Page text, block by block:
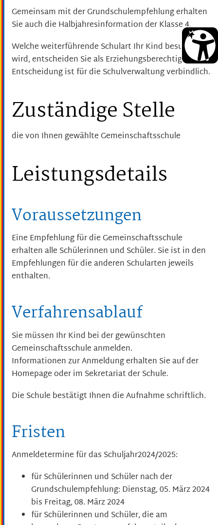
Gemeinsam mit der Grundschulempfehlung erhalten
Sie auch die Halbjahresinformation der Klasse 4.
Welche weiterführende Schulart Ihr Kind besuchen
wird, entscheiden Sie als Erziehungsberechtigte. Die
Entscheidung ist für die Schulverwaltung verbindlich.
Zuständige Stelle
die von Ihnen gewählte Gemeinschaftsschule
Leistungsdetails
Voraussetzungen
Eine Empfehlung für die Gemeinschaftsschule
erhalten alle Schülerinnen und Schüler. Sie ist in den
Empfehlungen für die anderen Schularten jeweils
enthalten.
Verfahrensablauf
Sie müssen Ihr Kind bei der gewünschten
Gemeinschaftsschule anmelden.
Informationen zur Anmeldung erhalten Sie auf der
Homepage oder im Sekretariat der Schule.
Die Schule bestätigt Ihnen die Aufnahme schriftlich.
Fristen
Anmeldetermine für das Schuljahr2024/2025:
für Schülerinnen und Schüler nach der
Grundschulempfehlung: Dienstag, 05. März 2024
bis Freitag, 08. März 2024
für Schülerinnen und Schüler, die am